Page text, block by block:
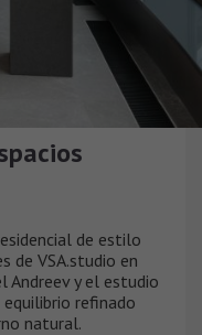
de estilo
de VSA.studio en
Andreev y el estudio
refinado
natural.